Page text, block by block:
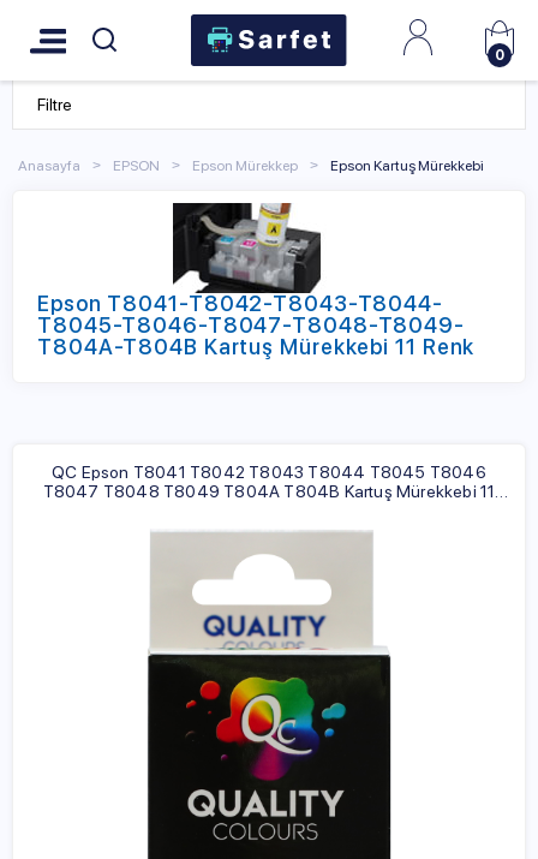
0
Filtre
Anasayfa EPSON Epson Mürekkep Epson Kartuş Mürekkebi
Epson T8041-T8042-T8043-T8044-
T8045-T8046-T8047-T8048-T8049-
T804A-T804B Kartuş Mürekkebi 11 Renk
QC Epson T8041 T8042 T8043 T8044 T8045 T8046
T8047 T8048 T8049 T804A T804B Kartuş Mürekkebi 11